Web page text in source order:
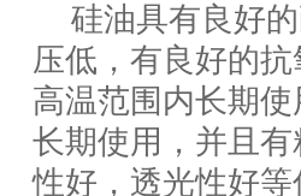
硅油具有良好的
压低，有良好的
高温范围内长期
长期使用，并且
性好，透光性好